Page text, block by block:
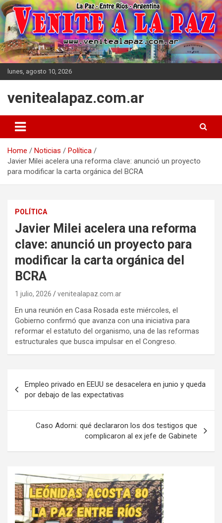
Skip
to
content
lunes, agosto 10, 2026
venitealapaz.com.ar
Home Noticias
Política
Javier Milei acelera una reforma clave: anunció un proyecto
para modificar la carta orgánica del BCRA
POLÍTICA
Javier Milei acelera una reforma
clave: anunció un proyecto para
modificar la carta orgánica del
BCRA
1 julio, 2026 venitealapaz.com.ar
En una reunión en Casa Rosada este miércoles, el
Gobierno confirmó que avanza con una iniciativa para
reformar el estatuto del organismo, una de las reformas
estructurales que busca impulsar en el Congreso.
de
entradas
Empleo privado en EEUU se desacelera en junio y queda
por debajo de las expectativas
Caso Adorni: qué declararon los dos testigos que
complicaron al ex jefe de Gabinete